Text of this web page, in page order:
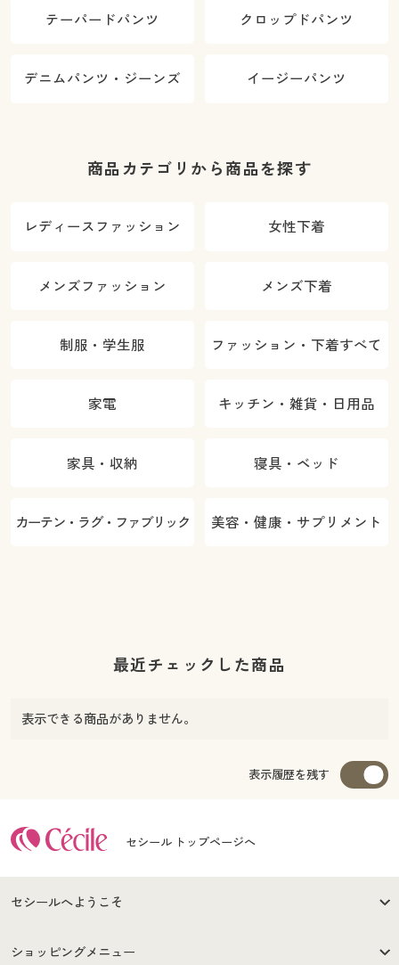
テーパードパンツ クロップドパンツ
デニムパンツ・ジーンズ イージーパンツ
商品カテゴリから商品を探す
レディースファッション 女性下着
メンズファッション メンズ下着
制服・学生服 ファッション・下着すべて
家電 キッチン・雑貨・日用品
家具・収納 寝具・ベッド
カーテン・ラグ・ファブリック 美容・健康・サプリメント
最近チェックした商品
表示できる商品がありません。
表示履歴を残す
セシール トップページへ
セシールへようこそ
はじめての方へ
ショッピングメニュー